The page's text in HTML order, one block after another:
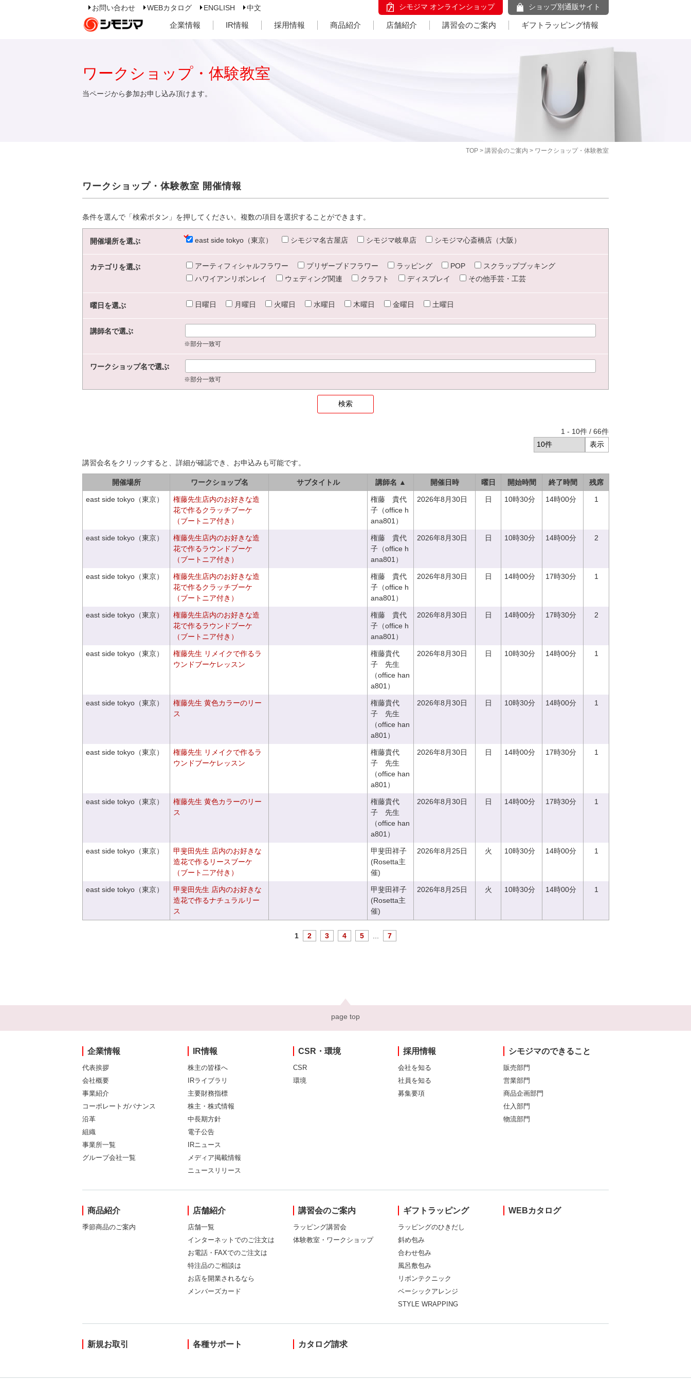
お問い合わせ WEBカタログ ENGLISH 中文 シモジマ オンラインショップ ショップ別通販サイト
企業情報 IR情報 採用情報 商品紹介 店舗紹介 講習会のご案内 ギフトラッピング情報
TOP > 講習会のご案内 > ワークショップ・体験教室
ワークショップ・体験教室
当ページから参加お申し込み頂けます。
ワークショップ・体験教室 開催情報
条件を選んで「検索ボタン」を押してください。複数の項目を選択することができます。
開催場所を選ぶ east side tokyo（東京） シモジマ名古屋店 シモジマ岐阜店 シモジマ心斎橋店（大阪）
カテゴリを選ぶ アーティフィシャルフラワー プリザーブドフラワー ラッピング POP
スクラップブッキング
ハワイアンリボンレイ
ウェディング関連 クラフト ディスプレイ その他手芸・工芸
曜日を選ぶ 日曜日 月曜日 火曜日 水曜日 木曜日 金曜日 土曜日
講師名で選ぶ
※部分一致可
ワークショップ名で選ぶ
※部分一致可
1 - 10件 / 66件
講習会名をクリックすると、詳細が確認でき、お申込みも可能です。
開催場所 ワークショップ名 サブタイトル 講師名 ▲ 開催日時 曜日 開始時間 終了時間 残席
east side tokyo（東京）
権藤先生店内のお好きな造
花で作るクラッチブーケ
（ブートニア付き）
権藤 貴代
子（office h
ana801）
2026年8月30日 日 10時30分 14時00分 1
east side tokyo（東京）
権藤先生店内のお好きな造
花で作るラウンドブーケ
（ブートニア付き）
権藤 貴代
子（office h
ana801）
2026年8月30日 日 10時30分 14時00分 2
east side tokyo（東京）
権藤先生店内のお好きな造
花で作るクラッチブーケ
（ブートニア付き）
権藤 貴代
子（office h
ana801）
2026年8月30日 日 14時00分 17時30分 1
east side tokyo（東京）
権藤先生店内のお好きな造
花で作るラウンドブーケ
（ブートニア付き）
権藤 貴代
子（office h
ana801）
2026年8月30日 日 14時00分 17時30分 2
east side tokyo（東京）
権藤先生 リメイクで作るラ
ウンドブーケレッスン
権藤貴代
子 先生
（office han
a801）
2026年8月30日 日 10時30分 14時00分 1
east side tokyo（東京）
権藤先生 黄色カラーのリー
ス
権藤貴代
子 先生
（office han
a801）
2026年8月30日 日 10時30分 14時00分 1
east side tokyo（東京）
権藤先生 リメイクで作るラ
ウンドブーケレッスン
権藤貴代
子 先生
（office han
a801）
2026年8月30日 日 14時00分 17時30分 1
east side tokyo（東京）
権藤先生 黄色カラーのリー
ス
権藤貴代
子 先生
（office han
a801）
2026年8月30日 日 14時00分 17時30分 1
east side tokyo（東京）
甲斐田先生 店内のお好きな
造花で作るリースブーケ
（ブート二ア付き）
甲斐田祥子
(Rosetta主
催)
2026年8月25日 火 10時30分 14時00分 1
east side tokyo（東京）
甲斐田先生 店内のお好きな
造花で作るナチュラルリー
ス
甲斐田祥子
(Rosetta主
催)
2026年8月25日 火 10時30分 14時00分 1
1 2 3 4 5 7
page top
企業情報
代表挨拶
会社概要
事業紹介
コーポレートガバナンス
沿革
組織
事業所一覧
グループ会社一覧
IR情報
株主の皆様へ
IRライブラリ
主要財務指標
株主・株式情報
中長期方針
電子公告
IRニュース
メディア掲載情報
ニュースリリース
CSR・環境
CSR
環境
採用情報
会社を知る
社員を知る
募集要項
シモジマのできること
販売部門
営業部門
商品企画部門
仕入部門
物流部門
商品紹介
季節商品のご案内
店舗紹介
店舗一覧
インターネットでのご注文は
お電話・FAXでのご注文は
特注品のご相談は
お店を開業されるなら
メンバーズカード
講習会のご案内
ラッピング講習会
体験教室・ワークショップ
ギフトラッピング
ラッピングのひきだし
斜め包み
合わせ包み
風呂敷包み
リボンテクニック
ベーシックアレンジ
STYLE WRAPPING
WEBカタログ
新規お取引 各種サポート カタログ請求